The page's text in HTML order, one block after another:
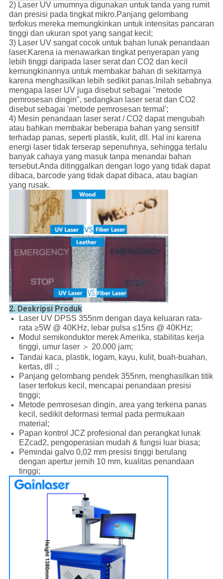
2) Laser UV umumnya digunakan untuk tanda yang rumit
dan presisi pada tingkat mikro.Panjang gelombang
terfokus mereka memungkinkan untuk intensitas pancaran
tinggi dan ukuran spot yang sangat kecil;
3) Laser UV sangat cocok untuk bahan lunak penandaan
laser.Karena ia menawarkan tingkat penyerapan yang
lebih tinggi daripada laser serat dan CO2 dan kecil
kemungkinannya untuk membakar bahan di sekitarnya
karena menghasilkan lebih sedikit panas.Inilah sebabnya
mengapa laser UV juga disebut sebagai "metode
pemrosesan dingin", sedangkan laser serat dan CO2
disebut sebagai 'metode pemrosesan termal';
4) Mesin penandaan laser serat / CO2 dapat mengubah
atau bahkan membakar beberapa bahan yang sensitif
terhadap panas, seperti plastik, kulit, dll. Hal ini karena
energi laser tidak terserap sepenuhnya, sehingga terlalu
banyak cahaya yang masuk tanpa menandai bahan
tersebut.Anda ditinggalkan dengan logo yang tidak dapat
dibaca, barcode yang tidak dapat dibaca, atau bagian
yang rusak.
2. Deskripsi Produk
Laser UV DPSS 355nm dengan daya keluaran rata-
rata ≥5W @ 40KHz, lebar pulsa ≤15ns @ 40KHz;
Modul semikonduktor merek Amerika, stabilitas kerja
tinggi, umur laser ＞ 20.000 jam;
Tandai kaca, plastik, logam, kayu, kulit, buah-buahan,
kertas, dll .;
Panjang gelombang pendek 355nm, menghasilkan titik
laser terfokus kecil, mencapai penandaan presisi
tinggi;
Metode pemrosesan dingin, area yang terkena panas
kecil, sedikit deformasi termal pada permukaan
material;
Papan kontrol JCZ profesional dan perangkat lunak
EZcad2, pengoperasian mudah & fungsi luar biasa;
Pemindai galvo 0,02 mm presisi tinggi berulang
dengan apertur jernih 10 mm, kualitas penandaan
tinggi;